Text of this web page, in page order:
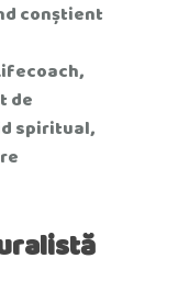
conștient
de
spiritual,